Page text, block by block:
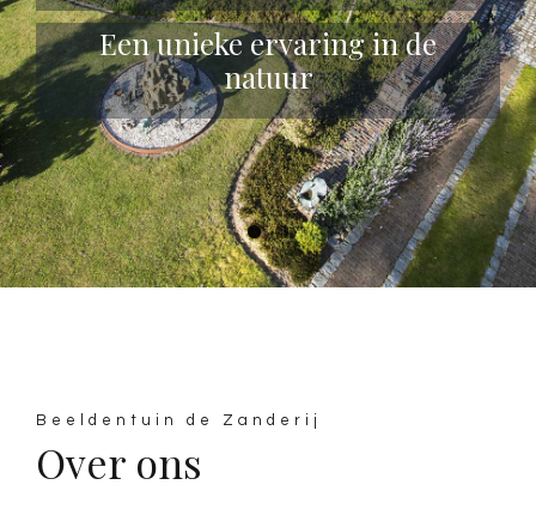
Een unieke ervaring in de
natuur
Beeldentuin de Zanderij
Over ons